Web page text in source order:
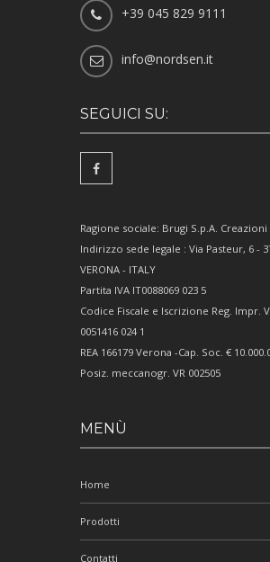
+39 045 829 9111
info@nordsen.it
SEGUICI SU:
Ragione sociale: Brugi S.p.A.
Indirizzo sede legale : Via Pasteur, 6 -
VERONA - ITALY
Partita IVA IT0088069 023 5
Codice Fiscale e Iscrizione Reg. Impr.
0051416 024 1
REA 166179 Verona -Cap. Soc. €
Posiz. meccanogr. VR 002505
MENÙ
Home
Prodotti
Contatti